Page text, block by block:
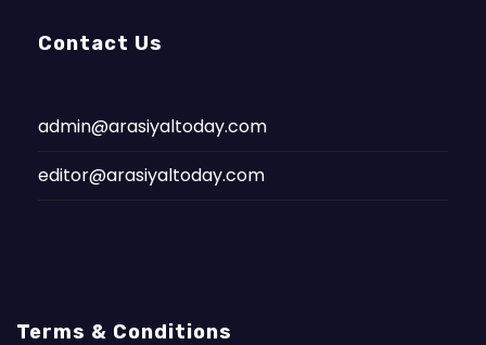
Contact Us
admin@arasiyaltoday.com
editor@arasiyaltoday.com
Terms & Conditions